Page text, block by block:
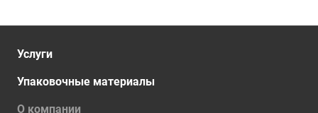
Услуги
Упаковочные материалы
О компании